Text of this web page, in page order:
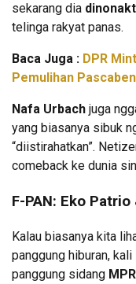
sekarang dia
telinga rakyat panas.
Baca Juga : DPR
Pemulihan
Nafa Urbach juga
yang biasanya sibuk
“diistirahatkan”.
comeback ke dunia
F-PAN: Eko Patrio
Kalau biasanya kita
panggung hiburan,
panggung sidang MPR